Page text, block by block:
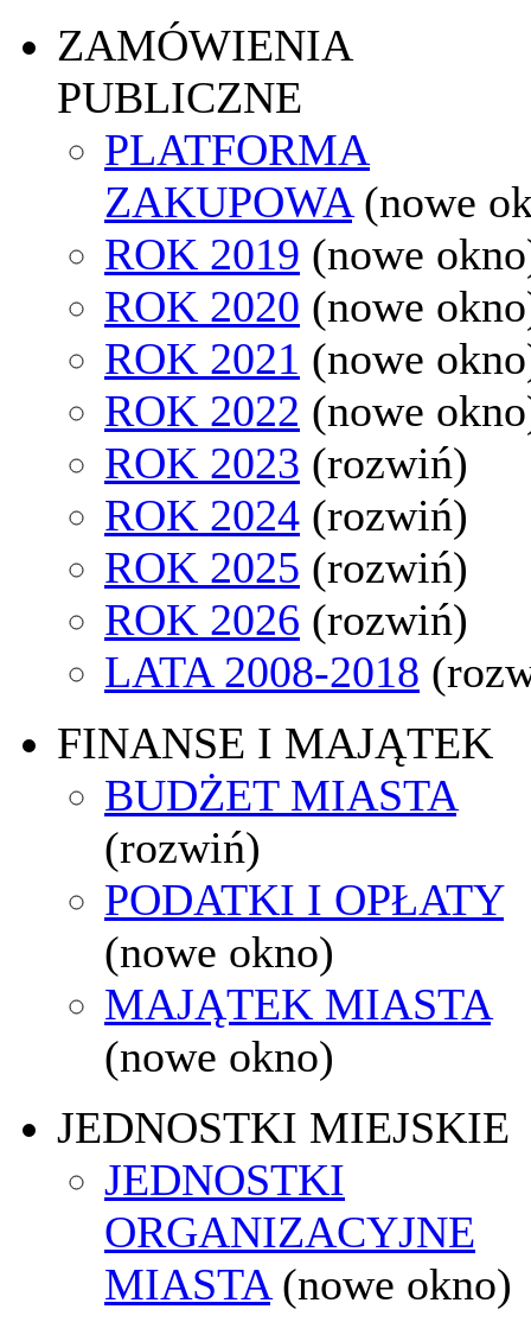
ZAMÓWIENIA
PUBLICZNE
PLATFORMA
ZAKUPOWA (nowe
ROK 2019 (nowe
ROK 2020 (nowe
ROK 2021 (nowe
ROK 2022 (nowe
ROK 2023 (rozwiń)
ROK 2024 (rozwiń)
ROK 2025 (rozwiń)
ROK 2026 (rozwiń)
LATA 2008-2018
FINANSE I MAJĄTEK
BUDŻET MIASTA
(rozwiń)
PODATKI I OPŁATY
(nowe okno)
MAJĄTEK MIASTA
(nowe okno)
JEDNOSTKI MIEJSKIE
JEDNOSTKI
ORGANIZACYJNE
MIASTA (nowe okno)